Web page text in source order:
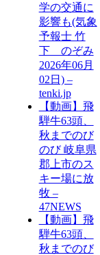
学の交通に
影響も(気象
予報士 竹
下 のぞみ
2026年06月
02日) –
tenki.jp
【動画】飛
騨牛63頭、
秋までのび
のび 岐阜県
郡上市のス
キー場に放
牧 –
47NEWS
【動画】飛
騨牛63頭、
秋までのび